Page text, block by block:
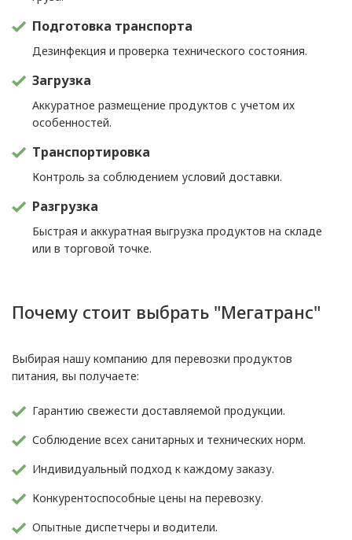
Подготовка транспорта
Дезинфекция и проверка технического состояния.
Загрузка
Аккуратное размещение продуктов с учетом их
особенностей.
Транспортировка
Контроль за соблюдением условий доставки.
Разгрузка
Быстрая и аккуратная выгрузка продуктов на складе
или в торговой точке.
Почему стоит выбрать "Мегатранс"
Выбирая нашу компанию для перевозки продуктов
питания, вы получаете:
Гарантию свежести доставляемой продукции.
Соблюдение всех санитарных и технических норм.
Индивидуальный подход к каждому заказу.
Конкурентоспособные цены на перевозку.
Опытные диспетчеры и водители.